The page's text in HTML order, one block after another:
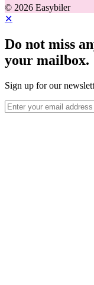
© 2026 Easybiler
✕
Do not miss
your mailbox.
Sign up for our